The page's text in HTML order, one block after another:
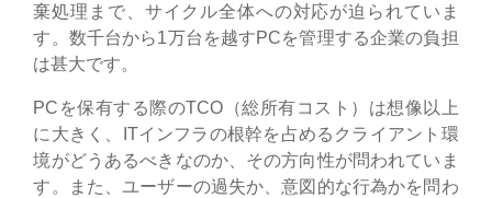
棄処理まで、サイクル全体への対応が迫られていま
す。数千台から1万台を越すPCを管理する企業の負担
は甚大です。
PCを保有する際のTCO（総所有コスト）は想像以上
に大きく、ITインフラの根幹を占めるクライアント環
境がどうあるべきなのか、その方向性が問われていま
す。また、ユーザーの過失か、意図的な行為かを問わ